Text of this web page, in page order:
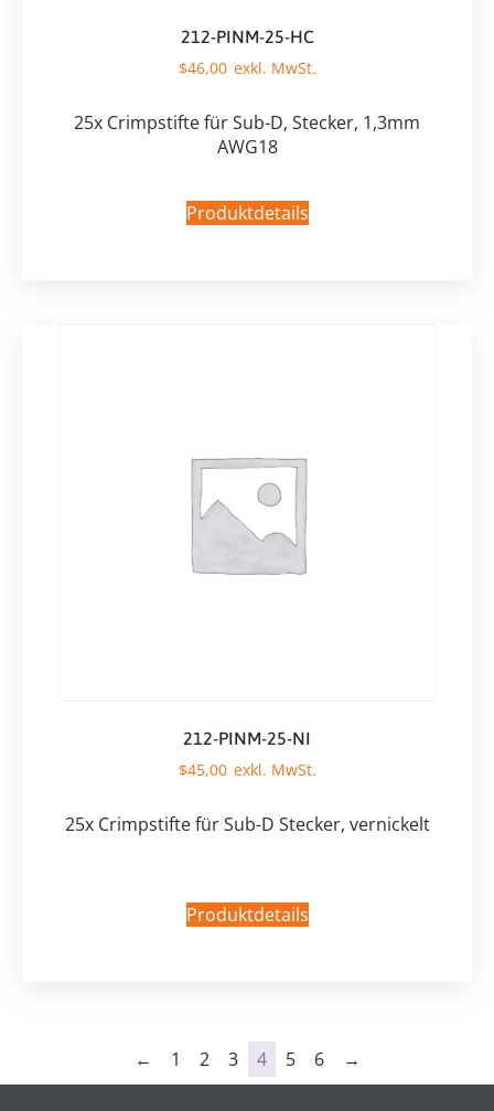
212-PINM-25-HC
$46,00
25x Crimpstifte für Sub-D, Stecker, 1,3mm
AWG18
Produktdetails
212-PINM-25-NI
$45,00
25x Crimpstifte für Sub-D Stecker, vernickelt
Produktdetails
← 1 2 3 4 5 6 →